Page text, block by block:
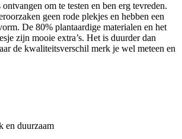
om te testen en ben erg tevreden.
geen rode plekjes en hebben een
De 80% plantaardige materialen en het
zijn mooie extra’s. Het is duurder dan
de kwaliteitsverschil merk je wel meteen en
en duurzaam